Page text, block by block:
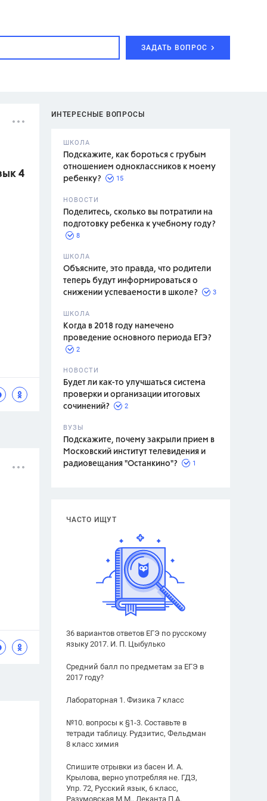
ЗАДАТЬ ВОПРОС
ИНТЕРЕСНЫЕ ВОПРОСЫ
ШКОЛА
Подскажите, как бороться с грубым
отношением одноклассников к моему
ребенку?
15
НОВОСТИ
Поделитесь, сколько вы потратили на
подготовку ребенка к учебному году?
8
ШКОЛА
Объясните, это правда, что родители
теперь будут информироваться о
снижении успеваемости в школе?
3
ШКОЛА
Когда в 2018 году намечено
проведение основного периода ЕГЭ?
2
НОВОСТИ
Будет ли как-то улучшаться система
проверки и организации итоговых
сочинений?
2
ВУЗЫ
Подскажите, почему закрыли прием в
Московский институт телевидения и
радиовещания "Останкино"?
1
ЧАСТО ИЩУТ
36 вариантов ответов ЕГЭ по русскому
языку 2017. И. П. Цыбулько
Средний балл по предметам за ЕГЭ в
2017 году?
Лабораторная 1. Физика 7 класс
№10. вопросы к §1-3. Составьте в
тетради таблицу. Рудзитис, Фельдман
8 класс химия
Спишите отрывки из басен И. А.
Крылова, верно употребляя не. ГДЗ,
Упр. 72, Русский язык, 6 класс,
Разумовская М.М., Леканта П.А.
4